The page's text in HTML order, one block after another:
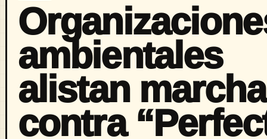
ambientales
alistan marcha
contra